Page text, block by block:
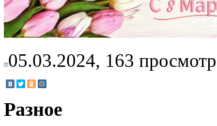
05.03.2024, 163
Разное